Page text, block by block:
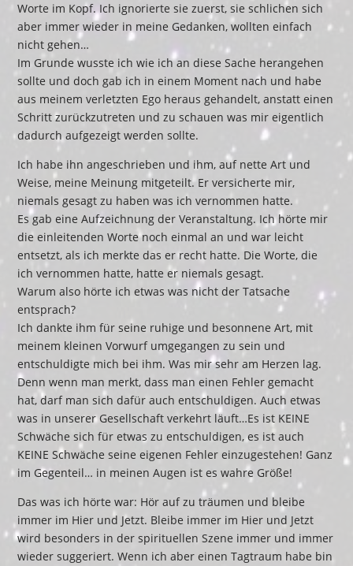
Worte im Kopf. Ich ignorierte sie zuerst, sie schlichen sich
aber immer wieder in meine Gedanken, wollten einfach
nicht gehen…
Im Grunde wusste ich wie ich an diese Sache herangehen
sollte und doch gab ich in einem Moment nach und habe
aus meinem verletzten Ego heraus gehandelt, anstatt einen
Schritt zurückzutreten und zu schauen was mir eigentlich
dadurch aufgezeigt werden sollte.
Ich habe ihn angeschrieben und ihm, auf nette Art und
Weise, meine Meinung mitgeteilt. Er versicherte mir,
niemals gesagt zu haben was ich vernommen hatte.
Es gab eine Aufzeichnung der Veranstaltung. Ich hörte mir
die einleitenden Worte noch einmal an und war leicht
entsetzt, als ich merkte das er recht hatte. Die Worte, die
ich vernommen hatte, hatte er niemals gesagt.
Warum also hörte ich etwas was nicht der Tatsache
entsprach?
Ich dankte ihm für seine ruhige und besonnene Art, mit
meinem kleinen Vorwurf umgegangen zu sein und
entschuldigte mich bei ihm. Was mir sehr am Herzen lag.
Denn wenn man merkt, dass man einen Fehler gemacht
hat, darf man sich dafür auch entschuldigen. Auch etwas
was in unserer Gesellschaft verkehrt läuft…Es ist KEINE
Schwäche sich für etwas zu entschuldigen, es ist auch
KEINE Schwäche seine eigenen Fehler einzugestehen! Ganz
im Gegenteil… in meinen Augen ist es wahre Größe!
Das was ich hörte war: Hör auf zu träumen und bleibe
immer im Hier und Jetzt. Bleibe immer im Hier und Jetzt
wird besonders in der spirituellen Szene immer und immer
wieder suggeriert. Wenn ich aber einen Tagtraum habe bin